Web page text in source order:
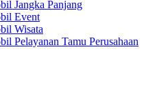
Jangka Panjang
Event
Wisata
Pelayanan Tamu Perusahaan